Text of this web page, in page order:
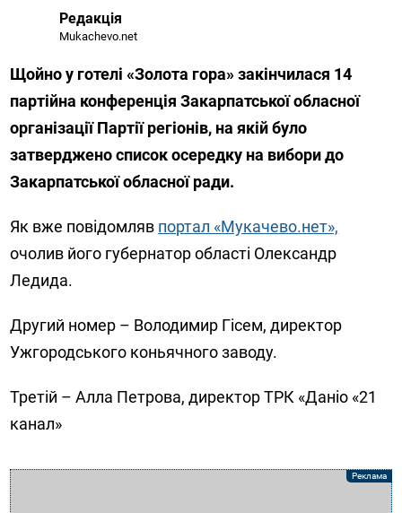
Редакція
Mukachevo.net
Щойно у готелі «Золота гора» закінчилася 14
партійна конференція Закарпатської обласної
організації Партії регіонів, на якій було
затверджено список осередку на вибори до
Закарпатської обласної ради.
Як вже повідомляв портал «Мукачево.нет»,
очолив його губернатор області Олександр
Ледида.
Другий номер – Володимир Гісем, директор
Ужгородського коньячного заводу.
Третій – Алла Петрова, директор ТРК «Даніо «21
канал»